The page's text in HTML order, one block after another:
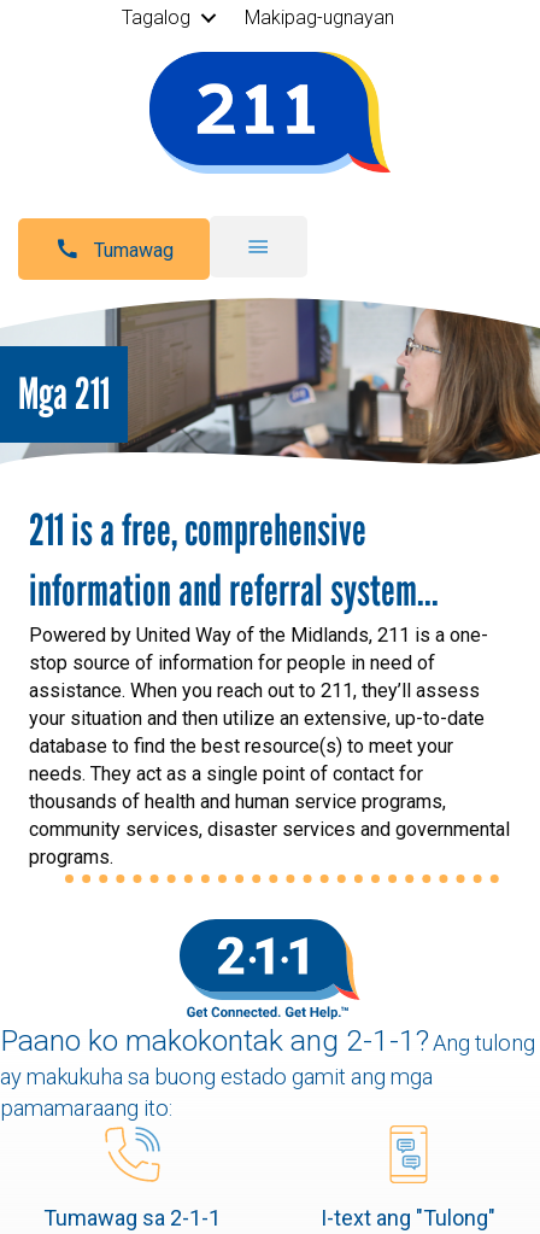
Tagalog Makipag-ugnayan
Tumawag
Mga 211
211 is a free, comprehensive
information and referral system...
Powered by United Way of the Midlands, 211 is a one-
stop source of information for people in need of
assistance. When you reach out to 211, they’ll assess
your situation and then utilize an extensive, up-to-date
database to find the best resource(s) to meet your
needs. They act as a single point of contact for
thousands of health and human service programs,
community services, disaster services and governmental
programs.
Paano ko makokontak ang 2-1-1?Ang tulong
ay makukuha sa buong estado gamit ang mga
pamamaraang ito:
Tumawag sa 2-1-1 I-text ang "Tulong"